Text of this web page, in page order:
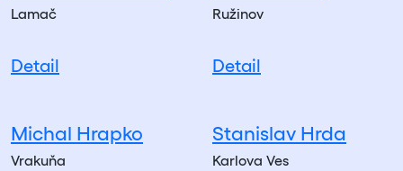
Lamač
Detail
Ružinov
Detail
Michal Hrapko
Vrakuňa
Stanislav Hrda
Karlova Ves